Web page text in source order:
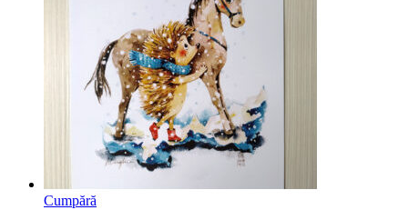
Cumpără